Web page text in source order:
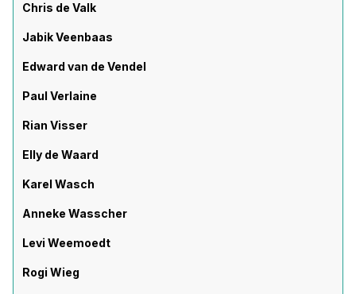
Chris de Valk
Jabik Veenbaas
Edward van de Vendel
Paul Verlaine
Rian Visser
Elly de Waard
Karel Wasch
Anneke Wasscher
Levi Weemoedt
Rogi Wieg